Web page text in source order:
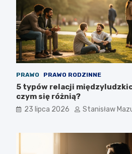
PRAWO PRAWO RODZINNE
5 typów relacji
czym się różnią?
23 lipca 2026 Stanisław